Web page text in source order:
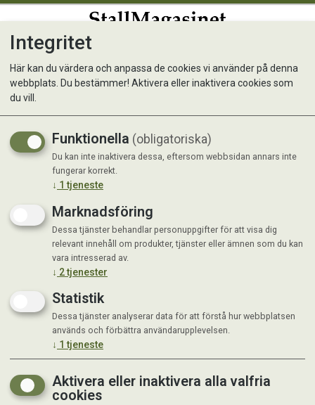
Visar 23 produkter
HÅLLARE TILL SALTSTEN SMÅDJUR
...
Integritet
Här kan du värdera och anpassa de cookies vi använder på denna
webbplats. Du bestämmer! Aktivera eller inaktivera cookies som
du vill.
Funktionella (obligatoriska)
Du kan inte inaktivera dessa, eftersom webbsidan annars inte
fungerar korrekt.
↓ 1 tjeneste
Marknadsföring
Dessa tjänster behandlar personuppgifter för att visa dig
relevant innehåll om produkter, tjänster eller ämnen som du kan
vara intresserad av.
↓ 2tjenester
Statistik
Dessa tjänster analyserar data för att förstå hur webbplatsen
används och förbättra användarupplevelsen.
↓ 1 tjeneste
Aktivera eller inaktivera alla valfria
cookies